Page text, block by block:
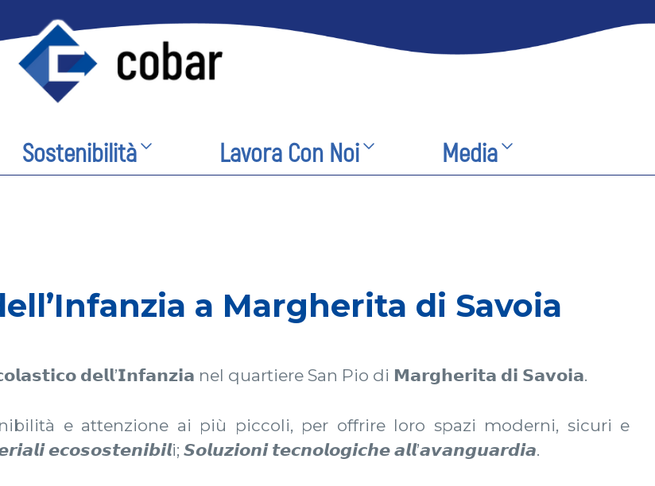
Sostenibilità Lavora Con Noi Media
a Margherita di Savoia
𝗱𝗲𝗹𝗹’𝗜𝗻𝗳𝗮𝗻𝘇𝗶𝗮 nel quartiere San Pio di 𝗠𝗮𝗿𝗴𝗵𝗲𝗿𝗶𝘁𝗮 𝗱𝗶 𝗦𝗮𝘃𝗼𝗶𝗮.
e attenzione ai più piccoli, per offrire loro spazi moderni, sicuri e
𝙚𝙘𝙤𝙨𝙤𝙨𝙩𝙚𝙣𝙞𝙗𝙞𝙡i; 𝙎𝙤𝙡𝙪𝙯𝙞𝙤𝙣𝙞 𝙩𝙚𝙘𝙣𝙤𝙡𝙤𝙜𝙞𝙘𝙝𝙚 𝙖𝙡𝙡’𝙖𝙫𝙖𝙣𝙜𝙪𝙖𝙧𝙙𝙞𝙖.